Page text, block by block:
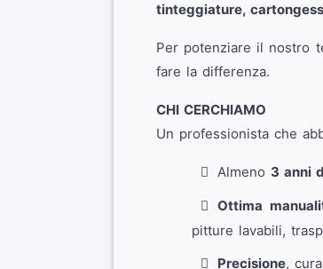
tinteggiature,
Per potenziare il nostro
fare la differenza.
CHI CERCHIAMO
Un professionista che
Almeno 3 anni
Ottima
pitture lavabili,
Precisione,